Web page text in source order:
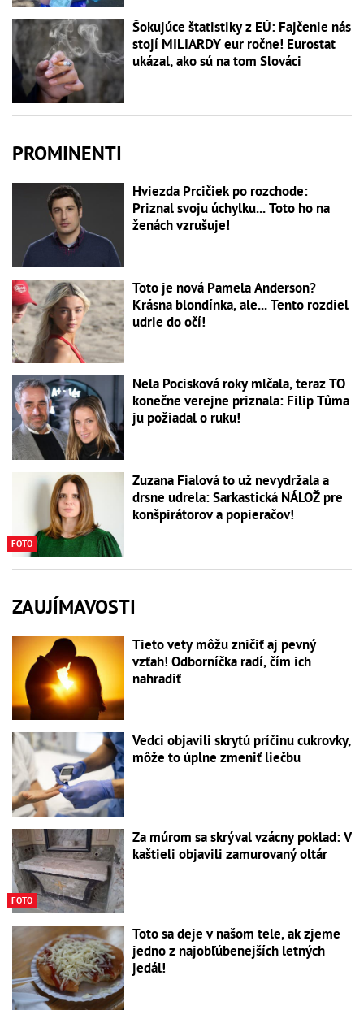
Šokujúce štatistiky z EÚ: Fajčenie nás
stojí MILIARDY eur ročne! Eurostat
ukázal, ako sú na tom Slováci
PROMINENTI
Hviezda Prcičiek po rozchode:
Priznal svoju úchylku... Toto ho na
ženách vzrušuje!
Toto je nová Pamela Anderson?
Krásna blondínka, ale... Tento rozdiel
udrie do očí!
Nela Pocisková roky mlčala, teraz TO
konečne verejne priznala: Filip Tůma
ju požiadal o ruku!
FOTO
Zuzana Fialová to už nevydržala a
drsne udrela: Sarkastická NÁLOŽ pre
konšpirátorov a popieračov!
ZAUJÍMAVOSTI
Tieto vety môžu zničiť aj pevný
vzťah! Odborníčka radí, čím ich
nahradiť
Vedci objavili skrytú príčinu cukrovky,
môže to úplne zmeniť liečbu
FOTO
Za múrom sa skrýval vzácny poklad: V
kaštieli objavili zamurovaný oltár
Toto sa deje v našom tele, ak zjeme
jedno z najobľúbenejších letných
jedál!